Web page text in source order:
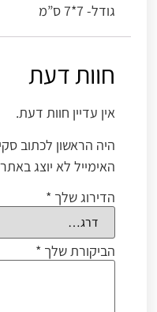
גודל- 7*7 ס”מ
חוות דעת
אין עדיין חוות דעת.
היה הראשון לכתוב
האימייל לא יוצג
הדירוג שלך *
הביקורת שלך *